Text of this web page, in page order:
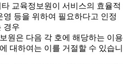
타 교육정보원이 서비스의 효율적
영 등을 위하여 필요하다고 인정
경우
원은 다음 각 호에 해당하는 이용
대하여는 이를 거절할 수 있습니